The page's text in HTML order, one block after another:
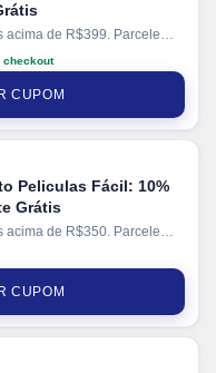
acima de R$399. Parcele
sem juros no cartão. Ganhe
via PIX.
checkout
CUPOM
Peliculas Fácil: 10%
Grátis
acima de R$350. Parcele
no cartão.
CUPOM